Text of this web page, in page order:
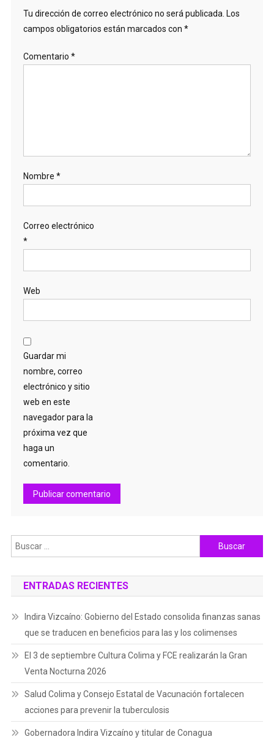
Tu dirección de correo electrónico no será publicada. Los
campos obligatorios están marcados con *
Comentario *
Nombre *
Correo electrónico
*
Web
Guardar mi
nombre, correo
electrónico y sitio
web en este
navegador para la
próxima vez que
haga un
comentario.
Buscar:
ENTRADAS RECIENTES
Indira Vizcaíno: Gobierno del Estado consolida finanzas sanas
que se traducen en beneficios para las y los colimenses
El 3 de septiembre Cultura Colima y FCE realizarán la Gran
Venta Nocturna 2026
Salud Colima y Consejo Estatal de Vacunación fortalecen
acciones para prevenir la tuberculosis
Gobernadora Indira Vizcaíno y titular de Conagua